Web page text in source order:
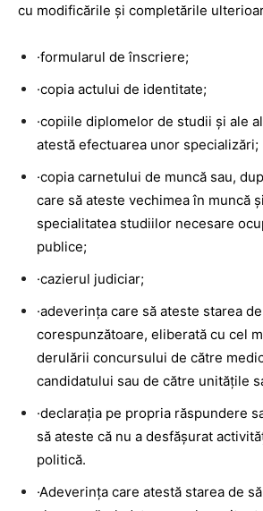
cu modificările şi completările
·formularul de înscriere;
·copia actului de identitate;
·copiile diplomelor de studii şi ale
atestă efectuarea unor specializări;
·copia carnetului de muncă sau,
care să ateste vechimea în muncă
specialitatea studiilor necesare
publice;
·cazierul judiciar;
·adeverinţa care să ateste starea
corespunzătoare, eliberată cu cel
derulării concursului de către
candidatului sau de către unităţile
·declaraţia pe propria răspundere
să ateste că nu a desfăşurat
politică.
·Adeverinţa care atestă starea de